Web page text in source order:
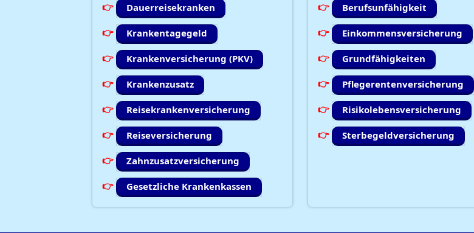
Dauerreisekranken
Krankentagegeld
Krankenversicherung (PKV)
Krankenzusatz
Reisekrankenversicherung
Reiseversicherung
Zahnzusatzversicherung
Gesetzliche Krankenkassen
Berufsunfähigkeit
Einkommensversicherung
Grundfähigkeiten
Pflegerentenversicherung
Risikolebensversicherung
Sterbegeldversicherung